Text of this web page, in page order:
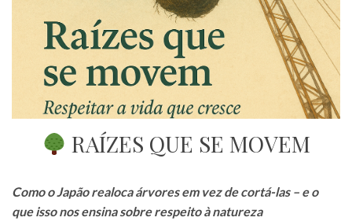
RAÍZES QUE SE MOVEM
Como o Japão realoca árvores em vez de cortá-las – e o
que isso nos ensina sobre respeito à natureza